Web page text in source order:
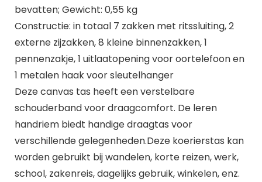
bevatten; Gewicht: 0,55 kg
Constructie: in totaal 7 zakken met ritssluiting, 2
externe zijzakken, 8 kleine binnenzakken, 1
pennenzakje, 1 uitlaatopening voor oortelefoon en
1 metalen haak voor sleutelhanger
Deze canvas tas heeft een verstelbare
schouderband voor draagcomfort. De leren
handriem biedt handige draagtas voor
verschillende gelegenheden.Deze koerierstas kan
worden gebruikt bij wandelen, korte reizen, werk,
school, zakenreis, dagelijks gebruik, winkelen, enz.